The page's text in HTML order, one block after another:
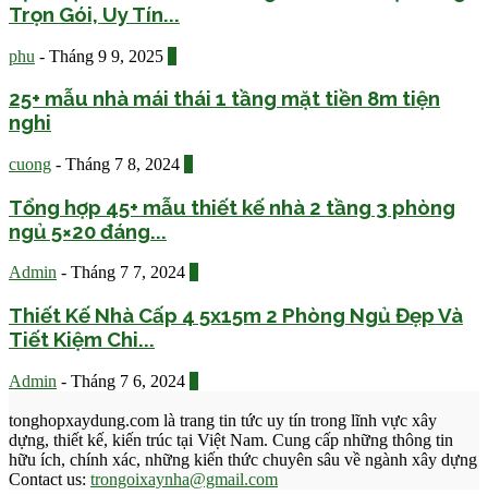
Trọn Gói, Uy Tín...
phu - Tháng 9 9, 2025
25+ mẫu nhà mái thái 1 tầng mặt tiền 8m tiện
nghi
cuong - Tháng 7 8, 2024
Tổng hợp 45+ mẫu thiết kế nhà 2 tầng 3 phòng
ngủ 5×20 đáng...
Admin - Tháng 7 7, 2024
Thiết Kế Nhà Cấp 4 5x15m 2 Phòng Ngủ Đẹp Và
Tiết Kiệm Chi...
Admin - Tháng 7 6, 2024
tonghopxaydung.com là trang tin tức uy tín trong lĩnh vực xây
dựng, thiết kế, kiến trúc tại Việt Nam. Cung cấp những thông tin
hữu ích, chính xác, những kiến thức chuyên sâu về ngành xây dựng
Contact us: trongoixaynha@gmail.com